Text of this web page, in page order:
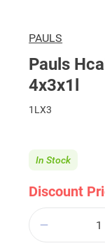
PAULS
Pauls
4x3x1l
1LX3
Discount
In Stock